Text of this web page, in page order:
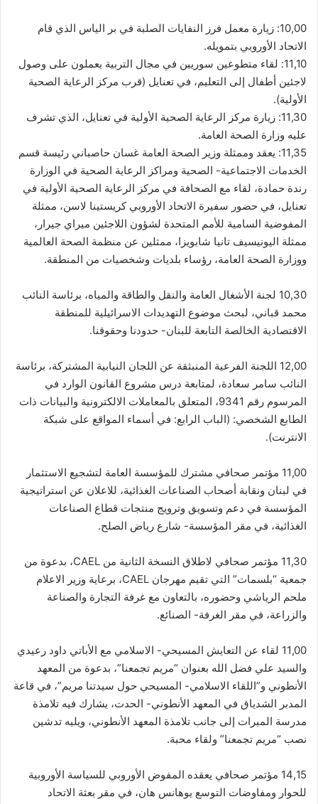
10,00: زيارة معمل فرز النفايات الصلبة في بر الياس الذي قام
الاتحاد الأوروبي بتمويله.
11,10: لقاء متطوعين سوريين في مجال التربية يعملون على وصول
لاجئين أطفال إلى التعليم، في تعنايل (قرب مركز الرعاية الصحية
الأولية).
11,30: زيارة مركز الرعاية الصحية الأولية في تعنايل، الذي تشرف
عليه وزارة الصحة العامة.
11,35: يعقد وممثلة وزير الصحة العامة غسان حاصباني رئيسة قسم
الخدمات الاجتماعية- الصحية ومراكز الرعاية الصحية في الوزارة
رندة حمادة، لقاء مع الصحافة في مركز الرعاية الصحية الأولية في
تعنايل، في حضور سفيرة الاتحاد الأوروبي كريستينا لاسن، ممثلة
المفوضية السامية للأمم المتحدة لشؤون اللاجئين ميراي جيرار،
ممثلة اليونيسيف تانيا شابويزا، ممثلين عن منظمة الصحة العالمية
ووزارة الصحة العامة، رؤساء بلديات وشخصيات من المنطقة.
10,30 لجنة الأشغال العامة والنقل والطاقة والمياه، برئاسة النائب
محمد قباني، لبحث موضوع التهديدات الاسرائيلية للمنطقة
الاقتصادية الخالصة التابعة للبنان- حدودنا وحقوقنا.
12,00 اللجنة الفرعية المنبثقة عن اللجان النيابية المشتركة، برئاسة
النائب سامر سعادة، لمتابعة درس مشروع القانون الوارد في
المرسوم رقم 9341، المتعلق بالمعاملات الالكترونية والبيانات ذات
الطابع الشخصي: (الباب الرابع: في أسماء المواقع على شبكة
الانترنت).
11,00 مؤتمر صحافي مشترك للمؤسسة العامة لتشجيع الاستثمار
في لبنان ونقابة أصحاب الصناعات الغذائية، للاعلان عن استراتيجية
المؤسسة في دعم وتسويق وترويج منتجات قطاع الصناعات
الغذائية، في مقر المؤسسة- شارع رياض الصلح.
11,30 مؤتمر صحافي لاطلاق النسخة الثانية من CAEL، بدعوة من
جمعية “بلسمات” التي تقيم مهرجان CAEL، برعاية وزير الاعلام
ملحم الرياشي وحضوره، بالتعاون مع غرفة التجارة والصناعة
والزراعة، في مقر الغرفة- الصنائع.
11,00 لقاء عن التعايش المسيحي- الاسلامي مع الأباتي داود رعيدي
والسيد علي فضل الله بعنوان “مريم تجمعنا”، بدعوة من المعهد
الأنطوني و”اللقاء الاسلامي- المسيحي حول سيدتنا مريم”، في قاعة
المدبر الشدياق في المعهد الأنطوني- الحدت، يشارك فيه تلامذة
مدرسة المبرات إلى جانب تلامذة المعهد الأنطوني، ويليه تدشين
نصب “مريم تجمعنا” ولقاء محبة.
14,15 مؤتمر صحافي يعقده المفوض الأوروبي للسياسة الأوروبية
للحوار ومفاوضات التوسع يوهانس هان، في مقر بعثة الاتحاد